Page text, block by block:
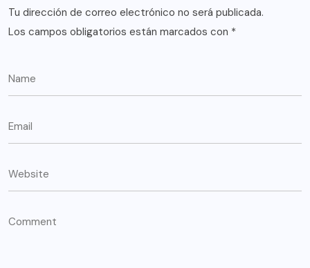
Tu dirección de correo electrónico no será publicada.
Los campos obligatorios están marcados con *